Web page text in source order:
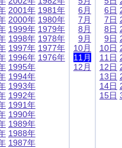
2001年
2000年
1999年
1998年
1997年
1996年
1995年
1994年
1993年
1992年
1991年
1990年
1989年
1988年
1987年
1981年
1980年
1979年
1978年
1977年
1976年
6月
7月
8月
9月
10月
11月
12月
6日
7日
8日
9日
10日
11日
12日
13日
14日
15日